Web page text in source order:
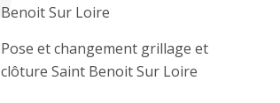
Benoit Sur Loire
Pose et changement grillage et
clôture Saint Benoit Sur Loire